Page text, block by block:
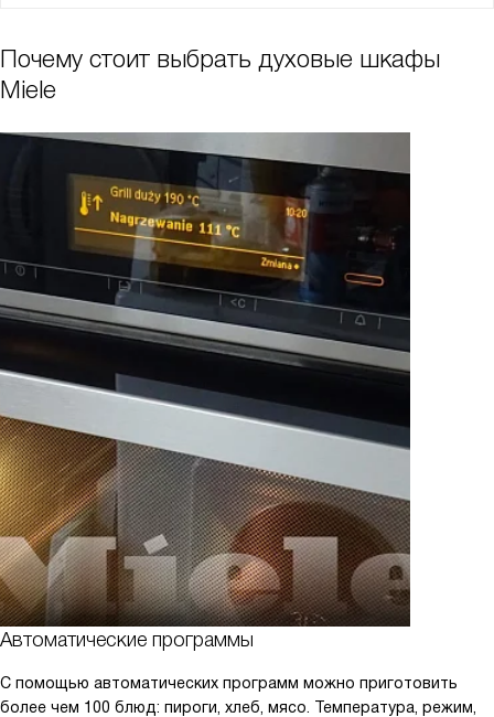
Почему стоит выбрать духовые шкафы
Miele
Автоматические программы
С помощью автоматических программ можно приготовить
более чем 100 блюд: пироги, хлеб, мясо. Температура, режим,